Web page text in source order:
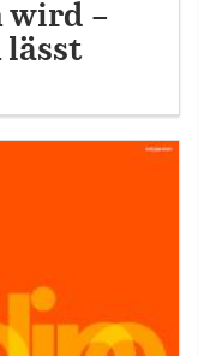
wird –
lässt